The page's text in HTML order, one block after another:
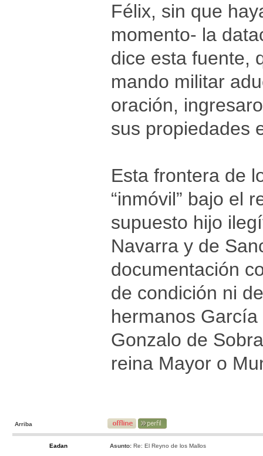
Félix, sin que
momento- la
dice esta fuente,
mando militar
oración,
sus propiedades
Esta frontera de
“inmóvil” bajo el
supuesto hijo
Navarra y de
documentación
de condición ni
hermanos
Gonzalo de
reina Mayor o
Arriba
Eadan Asunto: Re: El Reyno de los Mallos